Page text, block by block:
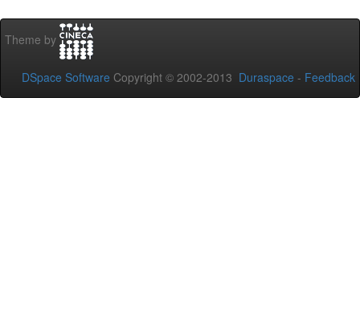
Theme by
DSpace Software Copyright © 2002-2013 Duraspace - Feedback